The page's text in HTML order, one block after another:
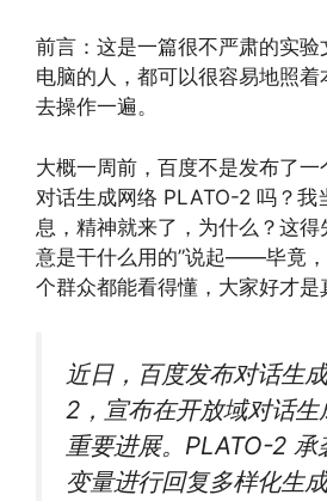
前言：这是一篇很不严肃的实验
电脑的人，都可以很容易地照着
去操作一遍。
大概一周前，百度不是发布了一
对话生成网络 PLATO-2 吗？我
息，精神就来了，为什么？这得
意是干什么用的”说起——毕竟
个群众都能看得懂，大家好才是
近日，百度发布对话生
2，宣布在开放域对话生
重要进展。PLATO-2 承
变量进行回复多样化生